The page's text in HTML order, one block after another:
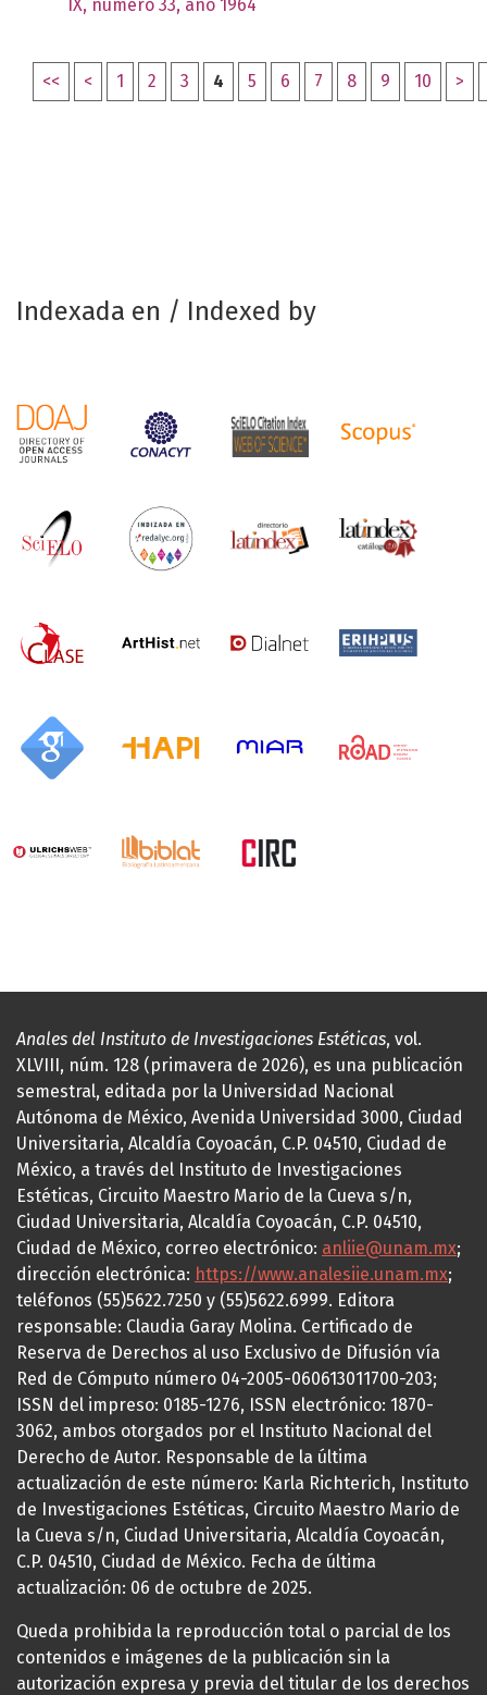
IX, número 33, año 1964
<< < 1 2 3 4 5 6 7 8 9 10 >
Indexada en / Indexed by
Anales del Instituto de Investigaciones Estéticas, vol.
XLVIII, núm. 128 (primavera de 2026), es una publicación
semestral, editada por la Universidad Nacional
Autónoma de México, Avenida Universidad 3000, Ciudad
Universitaria, Alcaldía Coyoacán, C.P. 04510, Ciudad de
México, a través del Instituto de Investigaciones
Estéticas, Circuito Maestro Mario de la Cueva s/n,
Ciudad Universitaria, Alcaldía Coyoacán, C.P. 04510,
Ciudad de México, correo electrónico: anliie@unam.mx;
dirección electrónica: https://www.analesiie.unam.mx;
teléfonos (55)5622.7250 y (55)5622.6999. Editora
responsable: Claudia Garay Molina. Certificado de
Reserva de Derechos al uso Exclusivo de Difusión vía
Red de Cómputo número 04-2005-060613011700-203;
ISSN del impreso: 0185-1276, ISSN electrónico: 1870-
3062, ambos otorgados por el Instituto Nacional del
Derecho de Autor. Responsable de la última
actualización de este número: Karla Richterich, Instituto
de Investigaciones Estéticas, Circuito Maestro Mario de
la Cueva s/n, Ciudad Universitaria, Alcaldía Coyoacán,
C.P. 04510, Ciudad de México. Fecha de última
actualización: 06 de octubre de 2025.
Queda prohibida la reproducción total o parcial de los
contenidos e imágenes de la publicación sin la
autorización expresa y previa del titular de los derechos